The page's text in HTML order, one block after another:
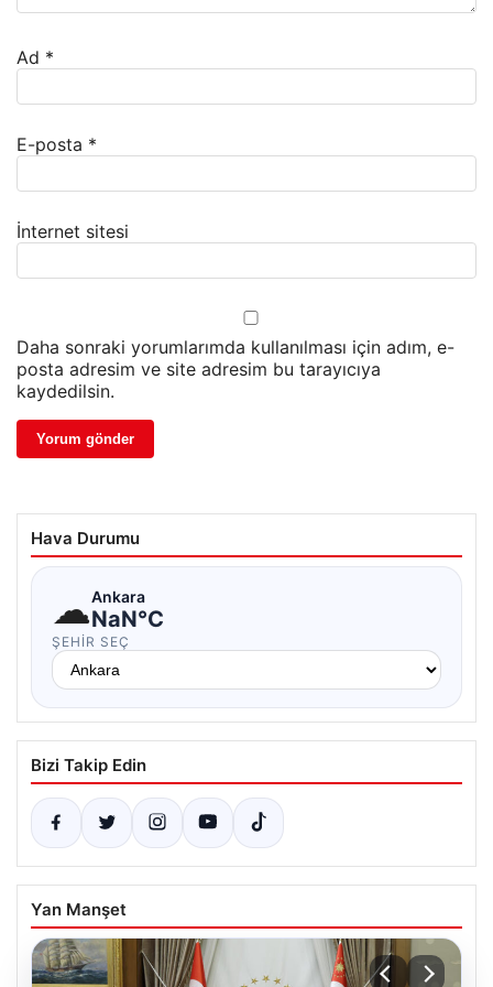
Ad *
E-posta *
İnternet sitesi
Daha sonraki yorumlarımda kullanılması için adım, e-
posta adresim ve site adresim bu tarayıcıya
kaydedilsin.
Hava Durumu
☁Ankara
NaN°C
ŞEHIR SEÇ
Bizi Takip Edin
Yan Manşet